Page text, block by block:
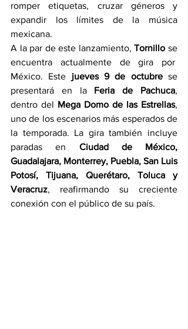
romper etiquetas, cruzar géneros y
expandir los límites de la música
mexicana.
A la par de este lanzamiento, Tornillo se
encuentra actualmente de gira por
México. Este jueves 9 de octubre se
presentará en la Feria de Pachuca,
dentro del Mega Domo de las Estrellas,
uno de los escenarios más esperados de
la temporada. La gira también incluye
paradas en Ciudad de México,
Guadalajara, Monterrey, Puebla, San Luis
Potosí, Tijuana, Querétaro, Toluca y
Veracruz, reafirmando su creciente
conexión con el público de su país.